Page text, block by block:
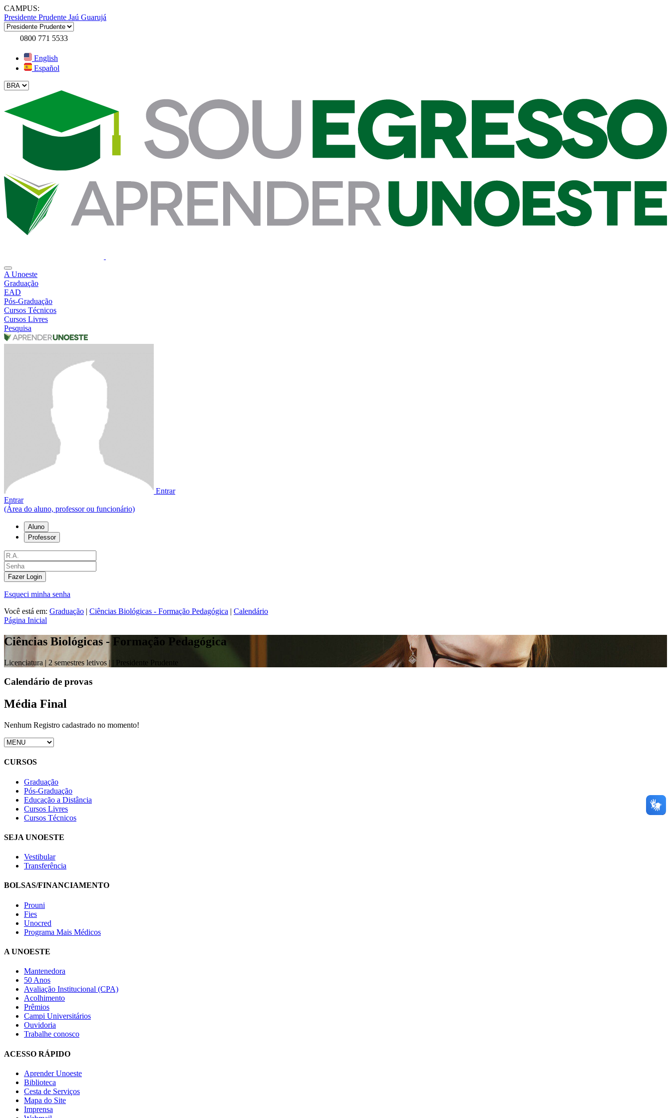
CAMPUS:
Presidente Prudente Jaú Guarujá
0800 771 5533
English
Español
A Unoeste
Graduação
EAD
Pós-Graduação
Cursos Técnicos
Cursos Livres
Pesquisa
Entrar
Entrar
(Área do aluno, professor ou funcionário)
Aluno
Professor
Fazer Login
Esqueci minha senha
Você está em: Graduação | Ciências Biológicas - Formação Pedagógica | Calendário
Página Inicial
Ciências Biológicas - Formação Pedagógica
Licenciatura | 2 semestres letivos | | Presidente Prudente
Calendário de provas
Média Final
Nenhum Registro cadastrado no momento!
CURSOS
Graduação
Pós-Graduação
Educação a Distância
Cursos Livres
Cursos Técnicos
SEJA UNOESTE
Vestibular
Transferência
BOLSAS/FINANCIAMENTO
Prouni
Fies
Unocred
Programa Mais Médicos
A UNOESTE
Mantenedora
50 Anos
Avaliação Institucional (CPA)
Acolhimento
Prêmios
Campi Universitários
Ouvidoria
Trabalhe conosco
ACESSO RÁPIDO
Aprender Unoeste
Biblioteca
Cesta de Serviços
Mapa do Site
Imprensa